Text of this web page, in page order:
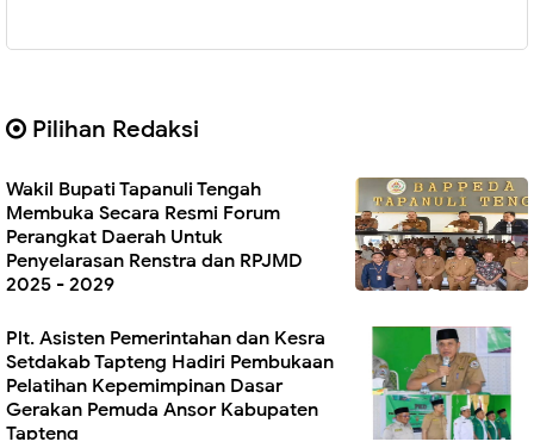
Pilihan Redaksi
Wakil Bupati Tapanuli Tengah
Membuka Secara Resmi Forum
Perangkat Daerah Untuk
Penyelarasan Renstra dan RPJMD
2025 - 2029
Plt. Asisten Pemerintahan dan Kesra
Setdakab Tapteng Hadiri Pembukaan
Pelatihan Kepemimpinan Dasar
Gerakan Pemuda Ansor Kabupaten
Tapteng